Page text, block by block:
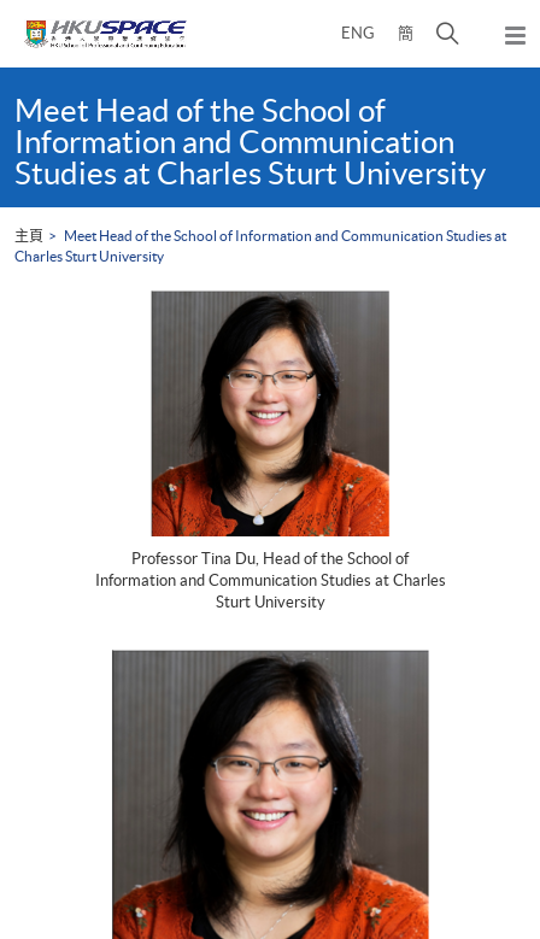
ENG 簡
開
面
彈
出
content
startMeet Head of the School of
Information and Communication
Studies at Charles Sturt University
主頁
Meet Head of the School of Information and Communication Studies at
Charles Sturt University
Professor Tina Du, Head of the School of
Information and Communication Studies at Charles
Sturt University